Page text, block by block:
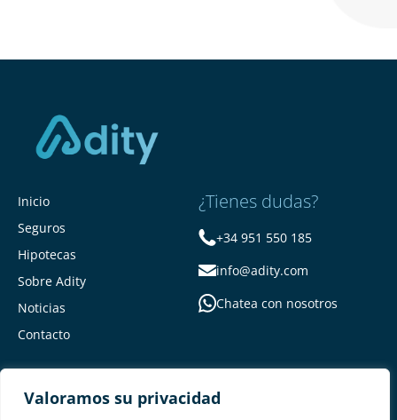
Valoramos su privacidad
Inicio
Seguros
Hipotecas
Sobre Adity
Noticias
Contacto
¿Tienes dudas?
+34 951 550 185
info@adity.com
Chatea con nosotros